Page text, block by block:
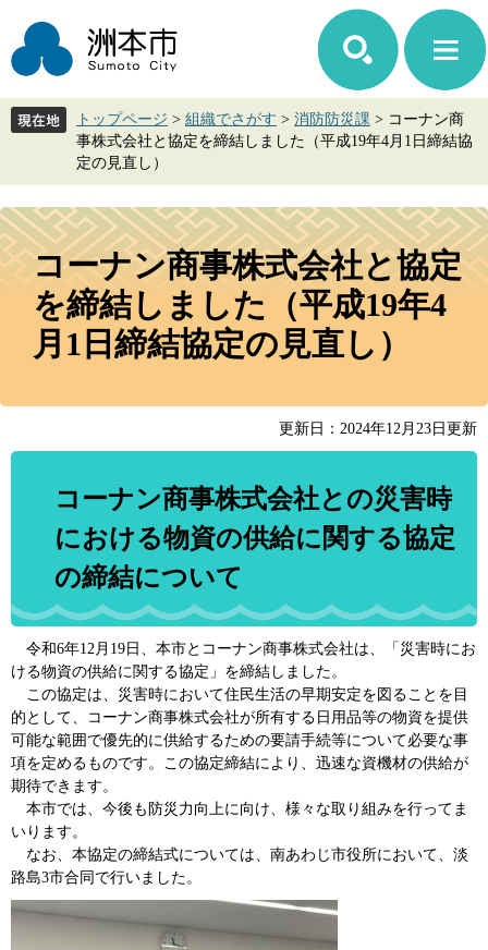
ジ
先
ュ
を
本
文
トップページ > 組織でさがす > 消防防災課 > コーナン商
事株式会社と協定を締結しました（平成19年4月1日締結協
定の見直し）
本
文
コーナン商事株式会社と協定
を締結しました（平成19年4
月1日締結協定の見直し）
更新日：2024年12月23日更新
コーナン商事株式会社との災害時
における物資の供給に関する協定
の締結について
令和6年12月19日、本市とコーナン商事株式会社は、「災害時にお
ける物資の供給に関する協定」を締結しました。
この協定は、災害時において住民生活の早期安定を図ることを目
的として、コーナン商事株式会社が所有する日用品等の物資を提供
可能な範囲で優先的に供給するための要請手続等について必要な事
項を定めるものです。この協定締結により、迅速な資機材の供給が
期待できます。
本市では、今後も防災力向上に向け、様々な取り組みを行ってま
いります。
なお、本協定の締結式については、南あわじ市役所において、淡
路島3市合同で行いました。